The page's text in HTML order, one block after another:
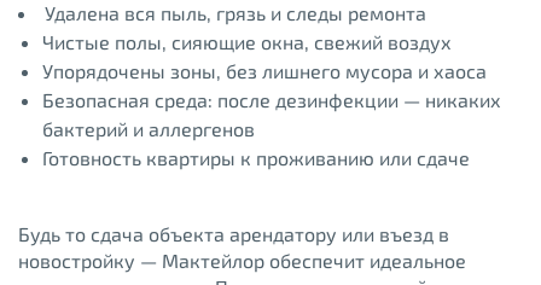
Удалена вся пыль, грязь и следы ремонта
Чистые полы, сияющие окна, свежий воздух
Упорядочены зоны, без лишнего мусора и хаоса
Безопасная среда: после дезинфекции — никаких
бактерий и аллергенов
Готовность квартиры к проживанию или сдаче
Будь то сдача объекта арендатору или въезд в
новостройку — Мактейлор обеспечит идеальное